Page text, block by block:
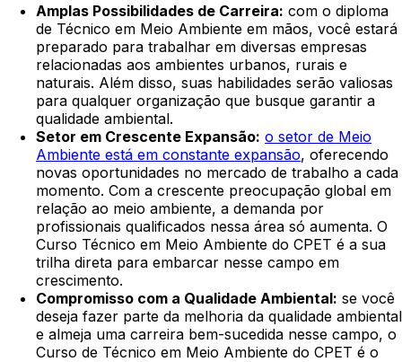
Amplas Possibilidades de Carreira: com o diploma
de Técnico em Meio Ambiente em mãos, você estará
preparado para trabalhar em diversas empresas
relacionadas aos ambientes urbanos, rurais e
naturais. Além disso, suas habilidades serão valiosas
para qualquer organização que busque garantir a
qualidade ambiental.
Setor em Crescente Expansão: o setor de Meio
Ambiente está em constante expansão, oferecendo
novas oportunidades no mercado de trabalho a cada
momento. Com a crescente preocupação global em
relação ao meio ambiente, a demanda por
profissionais qualificados nessa área só aumenta. O
Curso Técnico em Meio Ambiente do CPET é a sua
trilha direta para embarcar nesse campo em
crescimento.
Compromisso com a Qualidade Ambiental: se você
deseja fazer parte da melhoria da qualidade ambiental
e almeja uma carreira bem-sucedida nesse campo, o
Curso de Técnico em Meio Ambiente do CPET é o